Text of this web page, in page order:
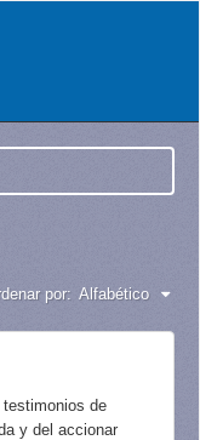
por: Alfabético
testimonios de
y del accionar